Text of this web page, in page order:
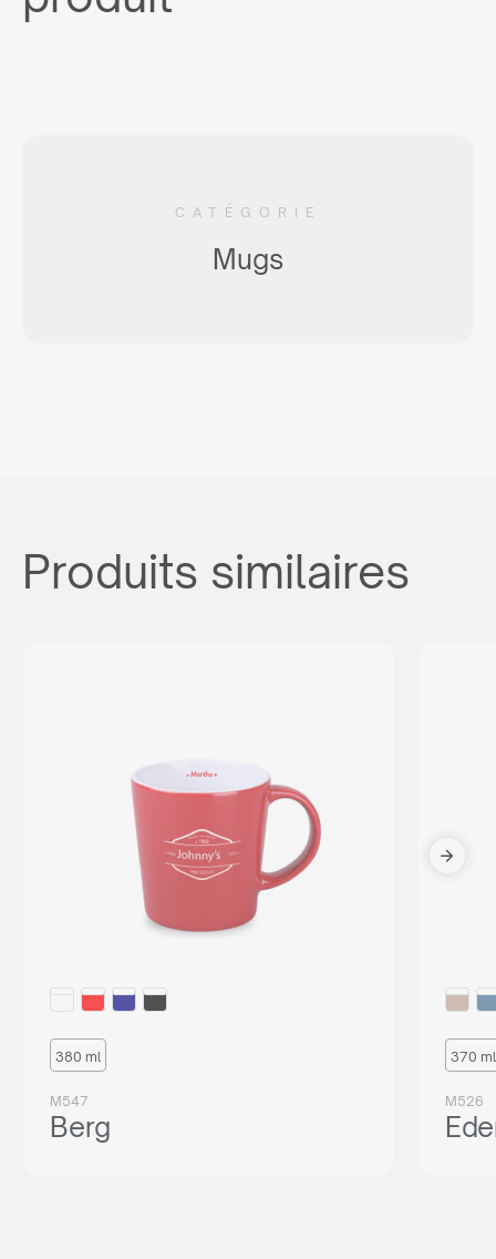
CATÉGORIE
Mugs
Produits similaires
380 ml
M547
Berg
370 ml
M526